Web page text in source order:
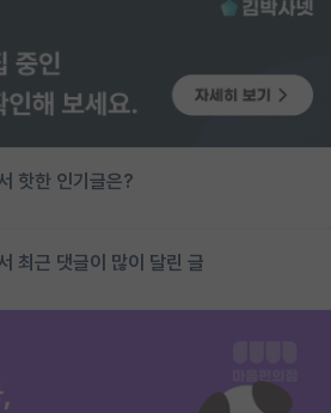
핫한 인기글은?
최근 댓글이 많이 달린 글